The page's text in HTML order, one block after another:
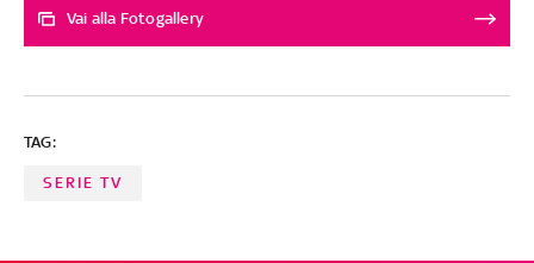
Vai alla Fotogallery
TAG:
SERIE TV